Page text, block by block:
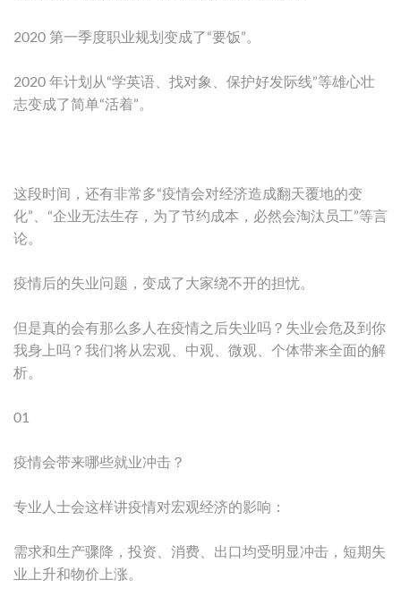
2020 第一季度职业规划变成了“要饭”。
2020 年计划从“学英语、找对象、保护好发际线”等雄心壮
志变成了简单“活着”。
这段时间，还有非常多“疫情会对经济造成翻天覆地的变
化”、“企业无法生存，为了节约成本，必然会淘汰员工”等言
论。
疫情后的失业问题，变成了大家绕不开的担忧。
但是真的会有那么多人在疫情之后失业吗？失业会危及到你
我身上吗？我们将从宏观、中观、微观、个体带来全面的解
析。
01
疫情会带来哪些就业冲击？
专业人士会这样讲疫情对宏观经济的影响：
需求和生产骤降，投资、消费、出口均受明显冲击，短期失
业上升和物价上涨。